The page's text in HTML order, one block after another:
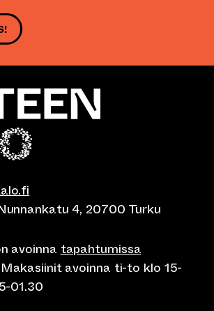
4, 20700 Turku
avoinna tapahtumissa
avoinna ti-to klo 15-
01.30